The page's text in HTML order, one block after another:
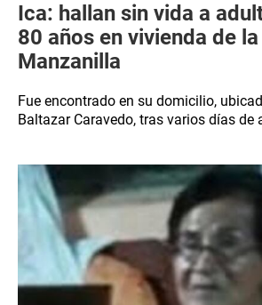
Ica: hallan sin vida a
80 años en vivienda de
Manzanilla
Fue encontrado en su domicilio,
Baltazar Caravedo, tras varios días de